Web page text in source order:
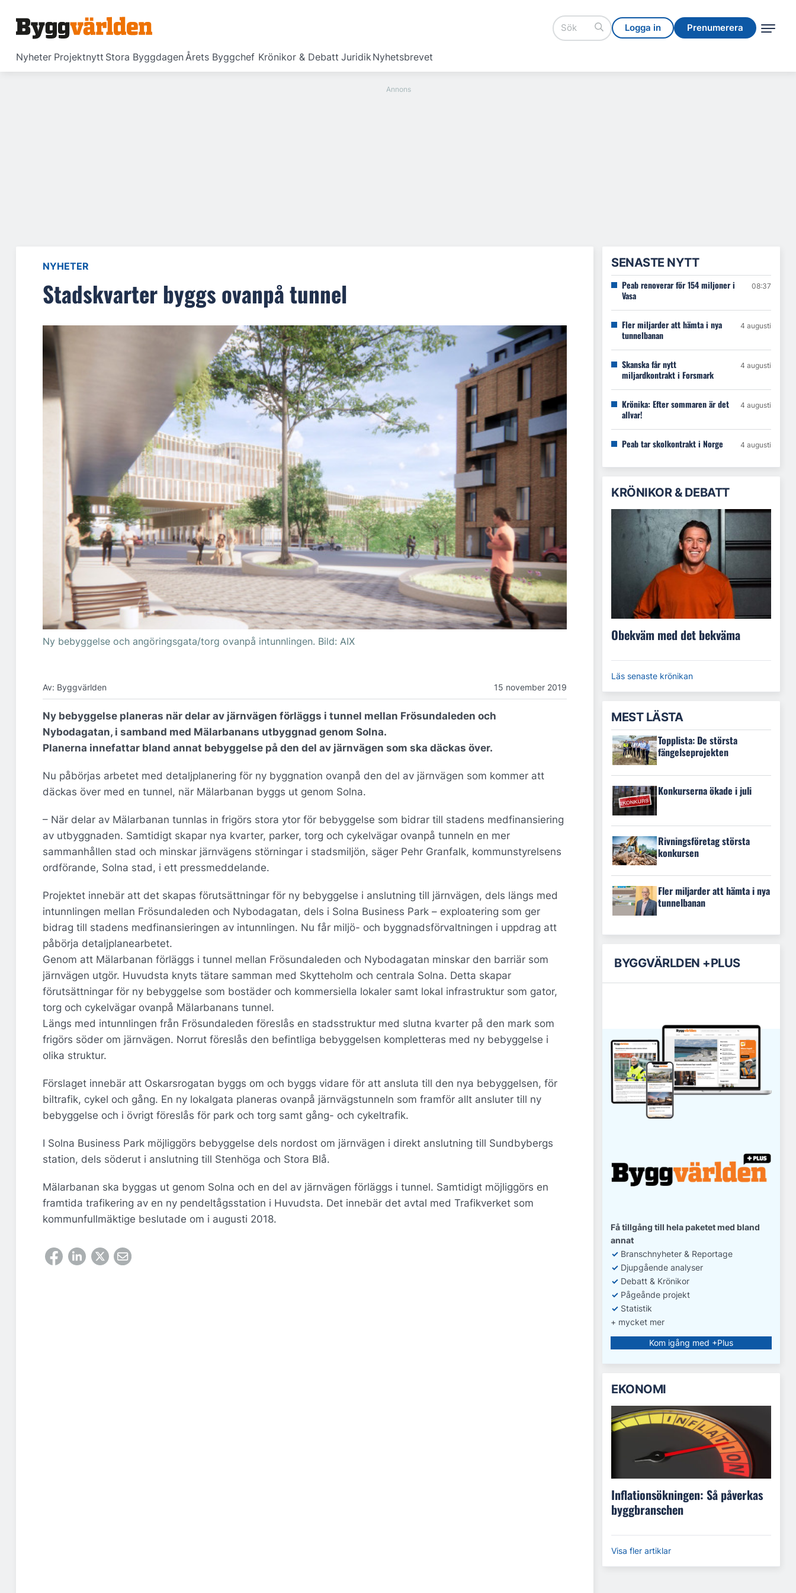
Logga in Prenumerera
Nyheter Projektnytt Stora ByggdagenÅrets Byggchef Krönikor & Debatt JuridikNyhetsbrevet
Logga in Prenumerera
NYHETER
Stadskvarter byggs ovanpå tunnel
Ny bebyggelse och angöringsgata/torg ovanpå intunnlingen. Bild: AIX
Av: Byggvärlden 15 november 2019
Ny bebyggelse planeras när delar av järnvägen förläggs i tunnel mellan Frösundaleden och
Nybodagatan, i samband med Mälarbanans utbyggnad genom Solna.
Planerna innefattar bland annat bebyggelse på den del av järnvägen som ska däckas över.
Nu påbörjas arbetet med detaljplanering för ny byggnation ovanpå den del av järnvägen som kommer att
däckas över med en tunnel, när Mälarbanan byggs ut genom Solna.
– När delar av Mälarbanan tunnlas in frigörs stora ytor för bebyggelse som bidrar till stadens medfinansiering
av utbyggnaden. Samtidigt skapar nya kvarter, parker, torg och cykelvägar ovanpå tunneln en mer
sammanhållen stad och minskar järnvägens störningar i stadsmiljön, säger Pehr Granfalk, kommunstyrelsens
ordförande, Solna stad, i ett pressmeddelande.
Projektet innebär att det skapas förutsättningar för ny bebyggelse i anslutning till järnvägen, dels längs med
intunnlingen mellan Frösundaleden och Nybodagatan, dels i Solna Business Park – exploatering som ger
bidrag till stadens medfinansieringen av intunnlingen. Nu får miljö- och byggnadsförvaltningen i uppdrag att
påbörja detaljplanearbetet.
Genom att Mälarbanan förläggs i tunnel mellan Frösundaleden och Nybodagatan minskar den barriär som
järnvägen utgör. Huvudsta knyts tätare samman med Skytteholm och centrala Solna. Detta skapar
förutsättningar för ny bebyggelse som bostäder och kommersiella lokaler samt lokal infrastruktur som gator,
torg och cykelvägar ovanpå Mälarbanans tunnel.
Längs med intunnlingen från Frösundaleden föreslås en stadsstruktur med slutna kvarter på den mark som
frigörs söder om järnvägen. Norrut föreslås den befintliga bebyggelsen kompletteras med ny bebyggelse i
olika struktur.
Förslaget innebär att Oskarsrogatan byggs om och byggs vidare för att ansluta till den nya bebyggelsen, för
biltrafik, cykel och gång. En ny lokalgata planeras ovanpå järnvägstunneln som framför allt ansluter till ny
bebyggelse och i övrigt föreslås för park och torg samt gång- och cykeltrafik.
I Solna Business Park möjliggörs bebyggelse dels nordost om järnvägen i direkt anslutning till Sundbybergs
station, dels söderut i anslutning till Stenhöga och Stora Blå.
Mälarbanan ska byggas ut genom Solna och en del av järnvägen förläggs i tunnel. Samtidigt möjliggörs en
framtida trafikering av en ny pendeltågsstation i Huvudsta. Det innebär det avtal med Trafikverket som
kommunfullmäktige beslutade om i augusti 2018.
SENASTE NYTT
Peab renoverar för 154 miljoner i
Vasa
08:37
Fler miljarder att hämta i nya
tunnelbanan
4 augusti
Skanska får nytt
miljardkontrakt i Forsmark
4 augusti
Krönika: Efter sommaren är det
allvar!
4 augusti
Peab tar skolkontrakt i Norge 4 augusti
KRÖNIKOR & DEBATT
Obekväm med det bekväma
Läs senaste krönikan
MEST LÄSTA
Topplista: De största
fängelseprojekten
Konkurserna ökade i juli
Rivningsföretag största
konkursen
Fler miljarder att hämta i nya
tunnelbanan
BYGGVÄRLDEN +PLUS
Få tillgång till hela paketet med bland
annat
✓ Branschnyheter & Reportage
✓ Djupgående analyser
✓ Debatt & Krönikor
✓ Pågeånde projekt
✓ Statistik
+ mycket mer
Kom igång med +Plus
EKONOMI
Inflationsökningen: Så påverkas
byggbranschen
Visa fler artiklar